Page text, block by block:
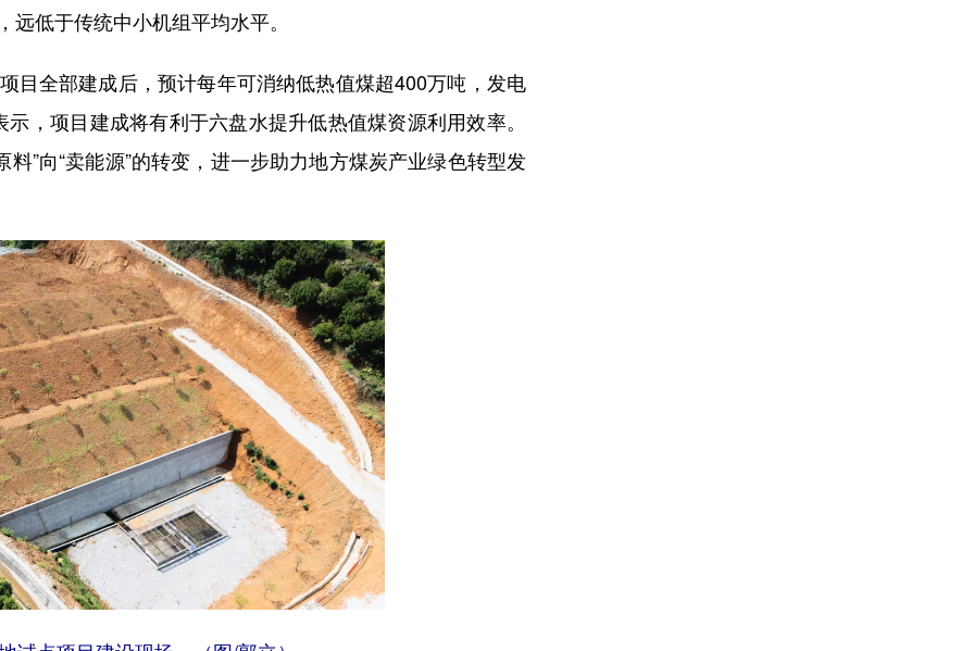
低于传统中小机组平均水平。
全部建成后，预计每年可消纳低热值煤超400万吨，发电
，项目建成将有利于六盘水提升低热值煤资源利用效率。
”向“卖能源”的转变，进一步助力地方煤炭产业绿色转型发